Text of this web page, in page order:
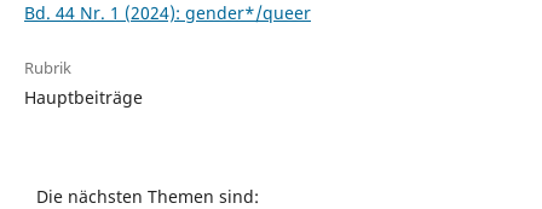
Bd. 44 Nr. 1 (2024): gender*/queer
Rubrik
Hauptbeiträge
Die nächsten Themen sind: